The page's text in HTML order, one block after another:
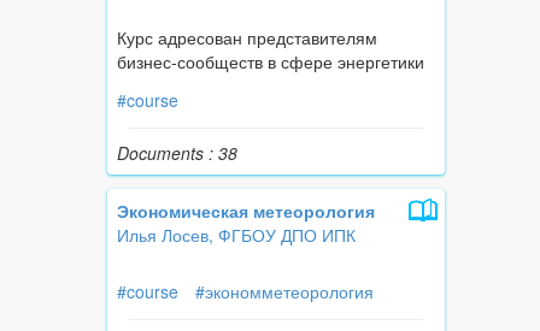
Курс адресован представителям
бизнес-сообществ в сфере энергетики
#course
Documents : 38
Экономическая метеорология
Илья Лосев, ФГБОУ ДПО ИПК
#course #экономметеорология